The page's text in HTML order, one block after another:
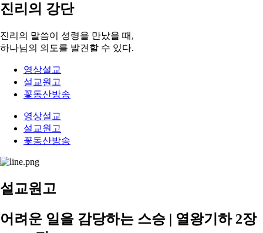
진리의 강단
진리의 말씀이 성령을 만났을 때,
하나님의 의도를 발견할 수 있다.
영상설교
설교원고
꽃동산방송
영상설교
설교원고
꽃동산방송
설교원고
어려운 일을 감당하는 스승 | 열왕기하 2장